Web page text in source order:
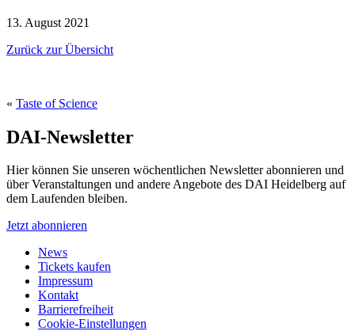
13. August 2021
Zurück zur Übersicht
« Taste of Science
DAI-Newsletter
Hier können Sie unseren wöchentlichen Newsletter abonnieren und
über Veranstaltungen und andere Angebote des DAI Heidelberg auf
dem Laufenden bleiben.
Jetzt abonnieren
News
Tickets kaufen
Impressum
Kontakt
Barrierefreiheit
Cookie-Einstellungen